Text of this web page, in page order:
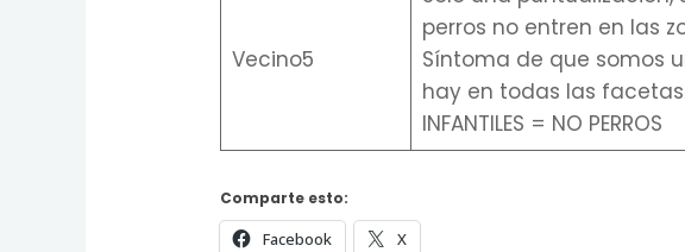
Vecino5
perros no entren en las
Síntoma de que somos
hay en todas las
INFANTILES = NO PERROS
Comparte esto:
Facebook X